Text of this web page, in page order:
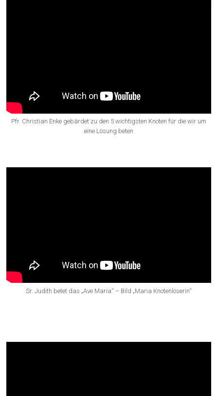
Pfr. Christian Enke gebärdet zu den 5 wichtigsten Knoten für die wir um
eine Lösung beten
Sr. Judith betet das „Ave Maria“ – Bild „Maria Knotenlöserin“